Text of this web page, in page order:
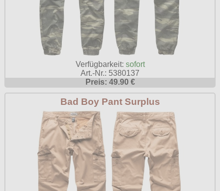
Verfügbarkeit: sofort
Art.-Nr.: 5380137
Preis: 49.90 €
Bad Boy Pant Surplus